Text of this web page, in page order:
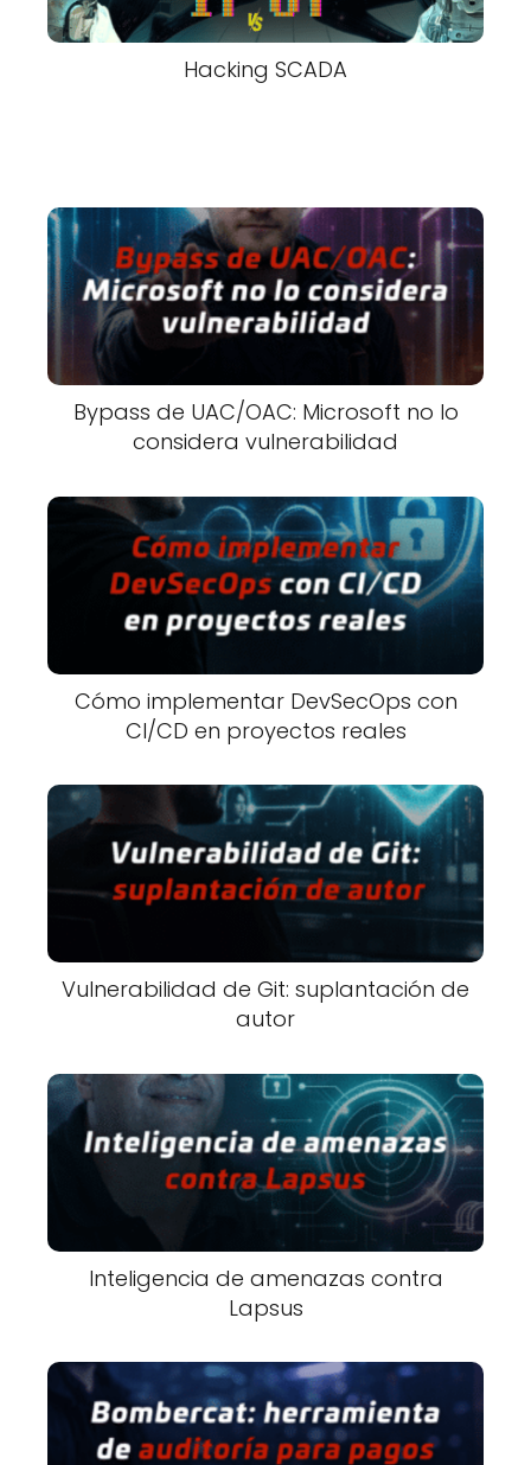
Hacking SCADA
Bypass de UAC/OAC: Microsoft no lo
considera vulnerabilidad
Cómo implementar DevSecOps con
CI/CD en proyectos reales
Vulnerabilidad de Git: suplantación de
autor
Inteligencia de amenazas contra
Lapsus